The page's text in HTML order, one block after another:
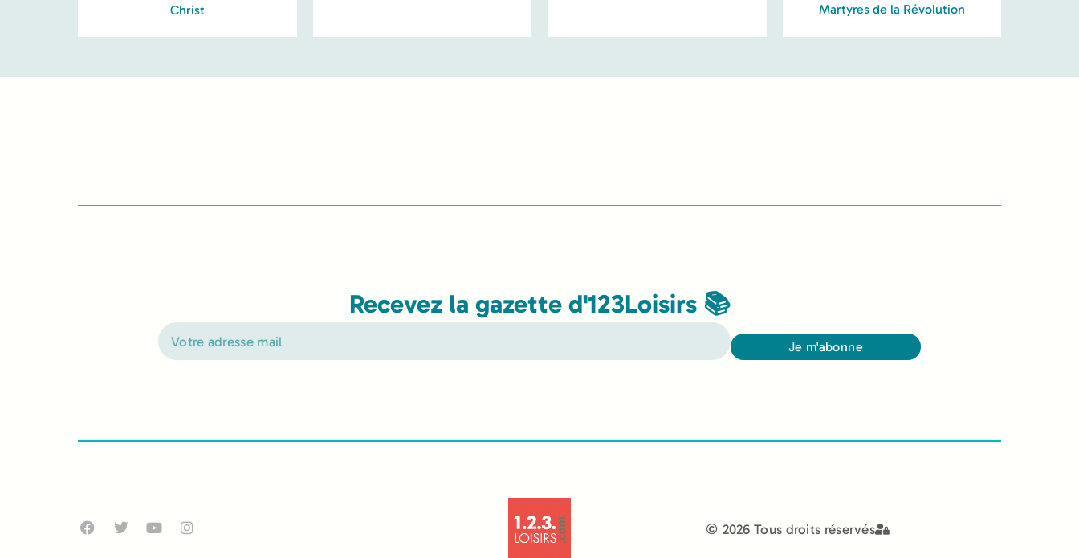
Christ
Martyres de la Révolution
Recevez la gazette d'123Loisirs 📚
Je m'abonne
2026 Tous droits réservés